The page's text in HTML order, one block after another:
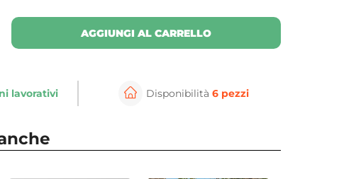
AGGIUNGI AL CARRELLO
lavorativi Disponibilità 6 pezzi